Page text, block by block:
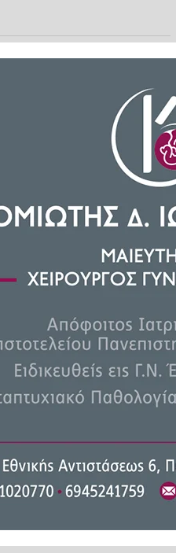
αγαπημένους του
Τσιτσιπά - παρουσίασε
βράδυ της Τετάρτης.
, η πρώτη φορά που το
. «Ήμασταν 17 ετών μου
μου είπε "ούτε
Αργυρός».
μαζί, στον γάμο του Γιάννη